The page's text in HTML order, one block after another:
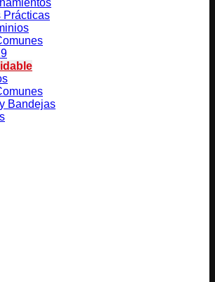
Prácticas
Bandejas